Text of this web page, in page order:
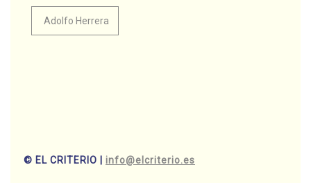
Adolfo Herrera
© EL CRITERIO | info@elcriterio.es